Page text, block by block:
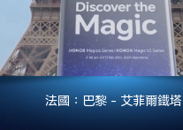
法國：巴黎 - 艾菲爾鐵塔